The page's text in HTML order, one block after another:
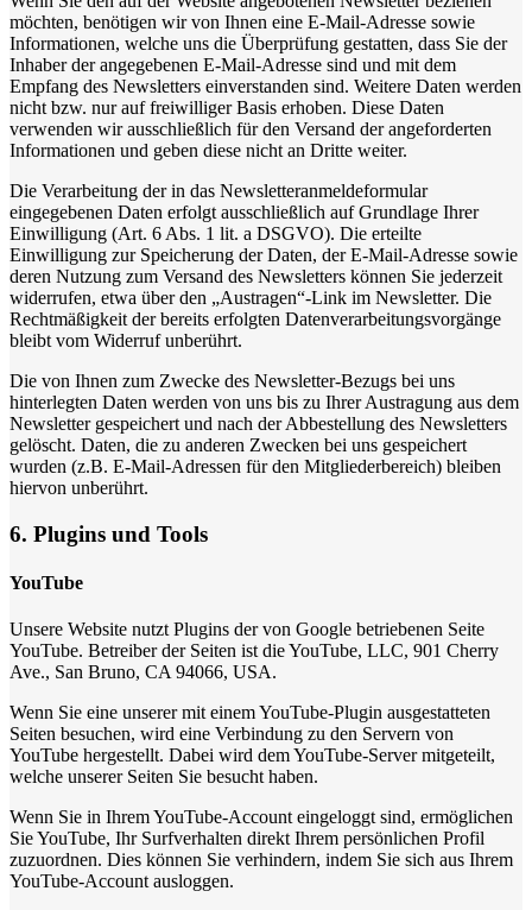
möchten, benötigen wir von Ihnen eine E-Mail-Adresse sowie
Informationen, welche uns die Überprüfung gestatten, dass Sie der
Inhaber der angegebenen E-Mail-Adresse sind und mit dem
Empfang des Newsletters einverstanden sind. Weitere Daten werden
nicht bzw. nur auf freiwilliger Basis erhoben. Diese Daten
verwenden wir ausschließlich für den Versand der angeforderten
Informationen und geben diese nicht an Dritte weiter.
Die Verarbeitung der in das Newsletteranmeldeformular
eingegebenen Daten erfolgt ausschließlich auf Grundlage Ihrer
Einwilligung (Art. 6 Abs. 1 lit. a DSGVO). Die erteilte
Einwilligung zur Speicherung der Daten, der E-Mail-Adresse sowie
deren Nutzung zum Versand des Newsletters können Sie jederzeit
widerrufen, etwa über den „Austragen“-Link im Newsletter. Die
Rechtmäßigkeit der bereits erfolgten Datenverarbeitungsvorgänge
bleibt vom Widerruf unberührt.
Die von Ihnen zum Zwecke des Newsletter-Bezugs bei uns
hinterlegten Daten werden von uns bis zu Ihrer Austragung aus dem
Newsletter gespeichert und nach der Abbestellung des Newsletters
gelöscht. Daten, die zu anderen Zwecken bei uns gespeichert
wurden (z.B. E-Mail-Adressen für den Mitgliederbereich) bleiben
hiervon unberührt.
6. Plugins und Tools
YouTube
Unsere Website nutzt Plugins der von Google betriebenen Seite
YouTube. Betreiber der Seiten ist die YouTube, LLC, 901 Cherry
Ave., San Bruno, CA 94066, USA.
Wenn Sie eine unserer mit einem YouTube-Plugin ausgestatteten
Seiten besuchen, wird eine Verbindung zu den Servern von
YouTube hergestellt. Dabei wird dem YouTube-Server mitgeteilt,
welche unserer Seiten Sie besucht haben.
Wenn Sie in Ihrem YouTube-Account eingeloggt sind, ermöglichen
Sie YouTube, Ihr Surfverhalten direkt Ihrem persönlichen Profil
zuzuordnen. Dies können Sie verhindern, indem Sie sich aus Ihrem
YouTube-Account ausloggen.